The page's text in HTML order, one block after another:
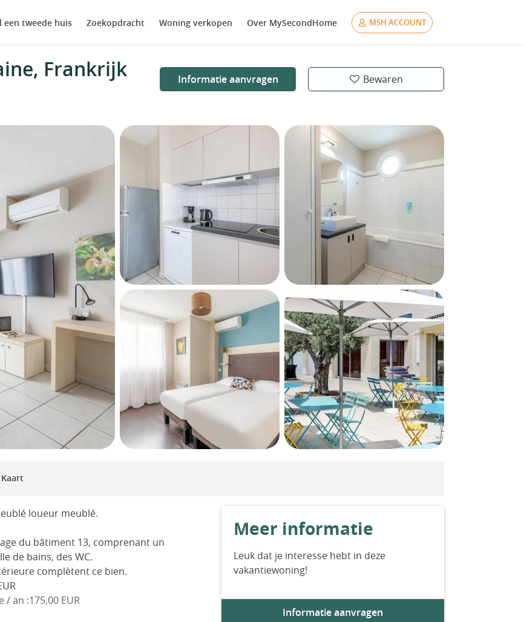
een tweede huis Zoekopdracht Woning verkopen Over MySecondHome MSH ACCOUNT
Frankrijk Informatie aanvragen Bewaren
Kaart
loueur meublé.
du bâtiment 13, comprenant un
de bains, des WC.
complètent ce bien.
an :175,00 EUR
Meer informatie
Leuk dat je interesse hebt in deze
vakantiewoning!
Informatie aanvragen